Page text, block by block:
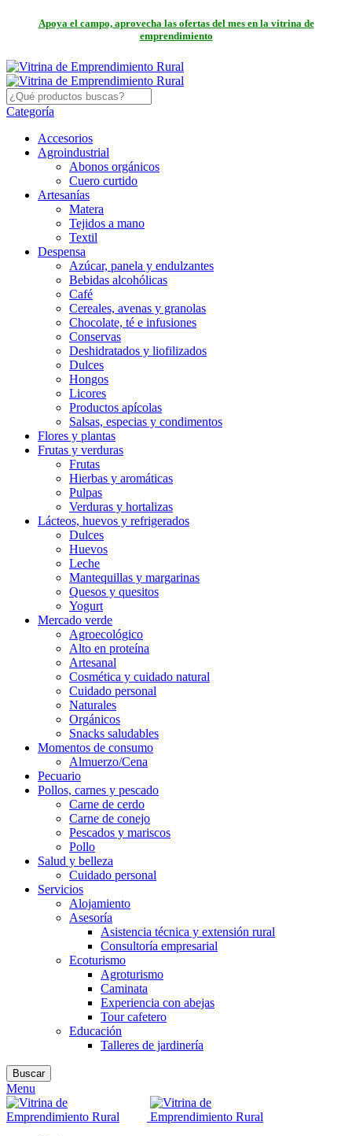
Apoya el campo, aprovecha las ofertas del mes en la vitrina de
emprendimiento
Categoría
Accesorios
Agroindustrial
Abonos orgánicos
Cuero curtido
Artesanías
Matera
Tejidos a mano
Textil
Despensa
Azúcar, panela y endulzantes
Bebidas alcohólicas
Café
Cereales, avenas y granolas
Chocolate, té e infusiones
Conservas
Deshidratados y liofilizados
Dulces
Hongos
Licores
Productos apícolas
Salsas, especias y condimentos
Flores y plantas
Frutas y verduras
Frutas
Hierbas y aromáticas
Pulpas
Verduras y hortalizas
Lácteos, huevos y refrigerados
Dulces
Huevos
Leche
Mantequillas y margarinas
Quesos y quesitos
Yogurt
Mercado verde
Agroecológico
Alto en proteína
Artesanal
Cosmética y cuidado natural
Cuidado personal
Naturales
Orgánicos
Snacks saludables
Momentos de consumo
Almuerzo/Cena
Pecuario
Pollos, carnes y pescado
Carne de cerdo
Carne de conejo
Pescados y mariscos
Pollo
Salud y belleza
Cuidado personal
Servicios
Alojamiento
Asesoría
Asistencia técnica y extensión rural
Consultoría empresarial
Ecoturismo
Agroturismo
Caminata
Experiencia con abejas
Tour cafetero
Educación
Talleres de jardinería
Buscar
Menu